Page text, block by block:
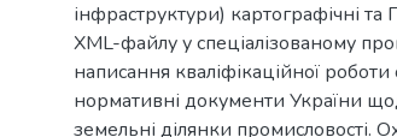
інфраструктури) картографічні
XML-файлу у спеціалізованому
написання кваліфікаційної
нормативні документи України
земельні ділянки промисловості.